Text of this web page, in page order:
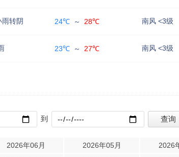
雨转阴 24℃ ～ 28℃ 南风 <3级
23℃ ～ 27℃ 南风 <3级
到
2026年06月 2026年05月
2026